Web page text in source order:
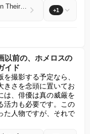
Why Mapmakers Put Fake Towns on Their Maps in the 1920s — and the One That Became Real +1
以前の、ホメロスの
イド
撮影する予定なら、
きさを念頭に置いてお
は、俳優は真の威厳を
活力も必要です。この
た人物ですが、それで